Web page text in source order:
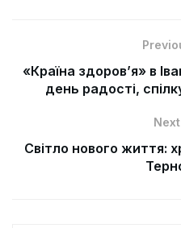
«Країна здоров’я» в
день радості,
Світло нового життя: